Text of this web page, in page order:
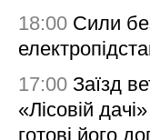
18:00 Сили
17:00 Заїзд
«Лісовій
готові його